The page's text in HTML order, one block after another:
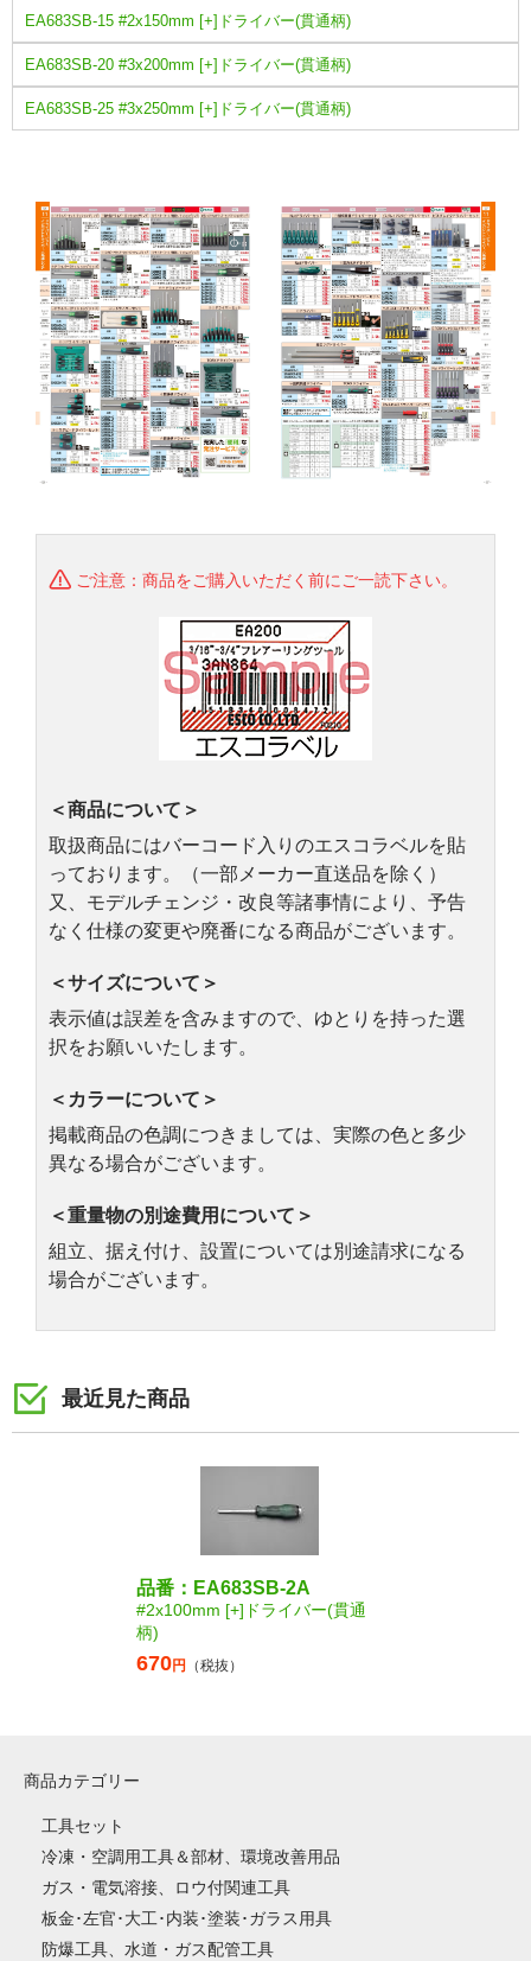
EA683SB-15 #2x150mm [+]ドライバー(貫通柄)
EA683SB-20 #3x200mm [+]ドライバー(貫通柄)
EA683SB-25 #3x250mm [+]ドライバー(貫通柄)
ご注意：商品をご購入いただく前にご一読下さい。
＜商品について＞
取扱商品にはバーコード入りのエスコラベルを貼
っております。（一部メーカー直送品を除く）
又、モデルチェンジ・改良等諸事情により、予告
なく仕様の変更や廃番になる商品がございます。
＜サイズについて＞
表示値は誤差を含みますので、ゆとりを持った選
択をお願いいたします。
＜カラーについて＞
掲載商品の色調につきましては、実際の色と多少
異なる場合がございます。
＜重量物の別途費用について＞
組立、据え付け、設置については別途請求になる
場合がございます。
最近見た商品
品番：EA683SB-2A
#2x100mm [+]ドライバー(貫通
柄)
670円 （税抜）
商品カテゴリー
工具セット
冷凍・空調用工具＆部材、環境改善用品
ガス・電気溶接、ロウ付関連工具
板金･左官･大工･内装･塗装･ガラス用具
防爆工具、水道・ガス配管工具